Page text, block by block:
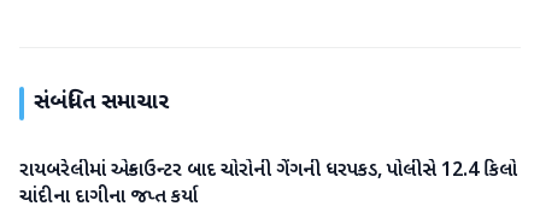
સંબંધિત સમાચાર
રાષ્ટ્રીય
રાયબરેલીમાં એન્કાઉન્ટર બાદ ચોરોની ગેંગની ધરપકડ, પોલીસે 12.4 કિલો
ચાંદીના દાગીના જપ્ત કર્યા